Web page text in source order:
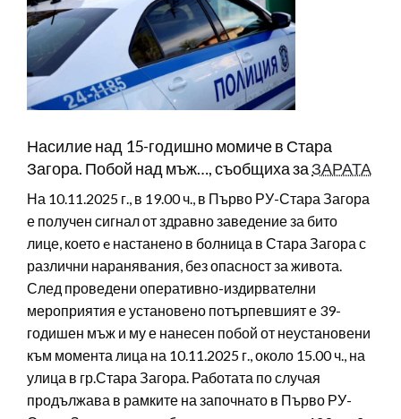
Насилие над 15-годишно момиче в Стара
Загора. Побой над мъж…, съобщиха заЗАРАТА
На 10.11.2025 г., в 19.00 ч., в Първо РУ-Стара Загора
е получен сигнал от здравно заведение за бито
лице, което e настанено в болница в Стара Загора с
различни наранявания, без опасност за живота.
След проведени оперативно-издирвателни
мероприятия е установено потърпевшият е 39-
годишен мъж и му е нанесен побой от неустановени
към момента лица на 10.11.2025 г., около 15.00 ч., на
улица в гр.Стара Загора. Работата по случая
продължава в рамките на започнато в Първо РУ-